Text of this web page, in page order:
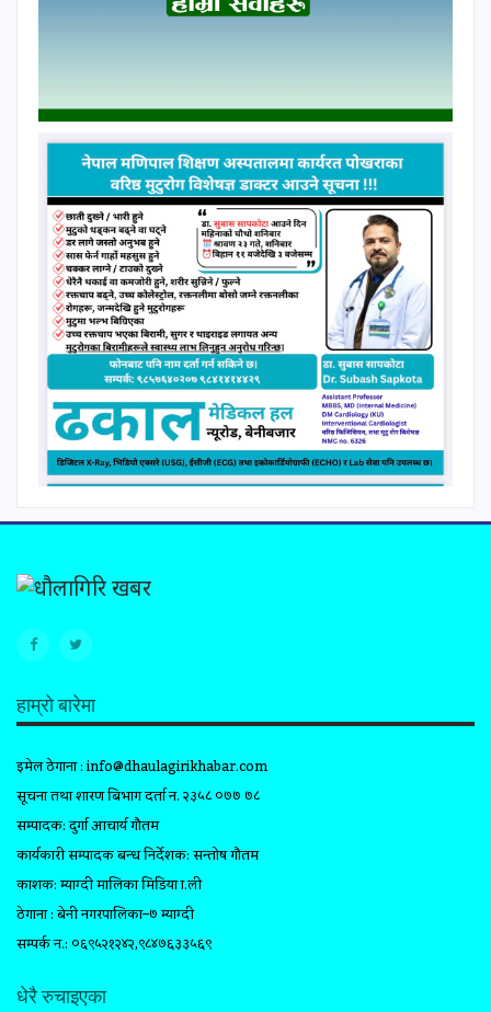
हाम्रो बारेमा
इमेल ठेगाना :info@dhaulagirikhabar.com
सूचना तथा प्रशारण बिभाग दर्ता न. २३५८ ०७७ ७८
सम्पादक: दुर्गा आचार्य गौतम
कार्यकारी सम्पादक प्रबन्ध निर्देशक: सन्तोष गौतम
प्रकाशक: म्याग्दी मालिका मिडिया प्रा.ली
ठेगाना : बेनी नगरपालिका–७ म्याग्दी
सम्पर्क न.: ०६९५२१२४२,९८४७६३३५६९
धेरै रुचाइएका